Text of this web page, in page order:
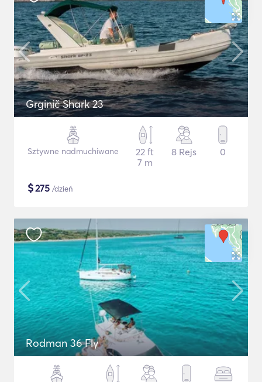
Grginič Shark 23
Sztywne nadmuchiwane
22 ft
7 m
8 Rejs 0
$275 /dzień
Rodman 36 Fly